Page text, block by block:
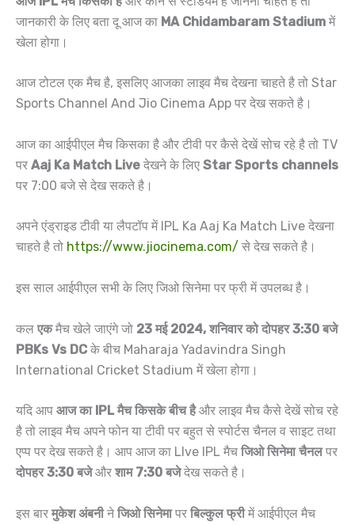
जानकारी के लिए बता दू आज का MA Chidambaram Stadium में
खेला होगा।
आज टोटल एक मैच है, इसलिए आजका लाइव मैच देखना चाहते है तो Star
Sports Channel And Jio Cinema App पर देख सकते है।
आज का आईपीएल मैच किसका है और टीवी पर कैसे देखें सोच रहे है तो TV
पर Aaj Ka Match Live देखने के लिए Star Sports channels
पर 7:00 बजे से देख सकते है।
अपने एंड्राइड टीवी या लैपटॉप में IPL Ka Aaj Ka Match Live देखना
चाहते है तो https://www.jiocinema.com/ से देख सकते है।
इस साल आईपीएल सभी के लिए जिओ सिनेमा पर फ्री में उपलब्ध है।
कल एकमैच खेले जाएंगे जो 23 मई 2024, शनिवार को दोपहर 3:30 बजे
PBKs Vs DC के बीच Maharaja Yadavindra Singh
International Cricket Stadium में खेला होगा।
यदि आप आज का IPL मैच किसके बीच हैऔर लाइव मैच कैसे देखें सोच रहे
है तो लाइव मैच अपने फोन या टीवी पर बहुत से स्पोर्टस चैनल व साइट तथा
एप्प पर देख सकते है। आप आज का LIve IPL मैच जिओ सिनेमा चैनलपर
दोपहर 3:30 बजेऔर शाम 7:30 बजेदेख सकते है।
इस बार मुकेश अंबनीनेजिओ सिनेमापर बिल्कुल फ्रीमें आईपीएल मैच